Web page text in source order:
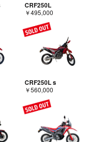
CRF250L
￥495,000
CRF250L s
￥560,000